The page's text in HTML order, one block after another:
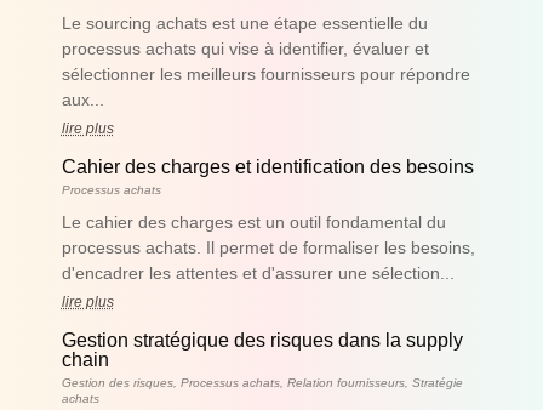
Le sourcing achats est une étape essentielle du
processus achats qui vise à identifier, évaluer et
sélectionner les meilleurs fournisseurs pour répondre
aux...
lire plus
Cahier des charges et identification des besoins
Processus achats
Le cahier des charges est un outil fondamental du
processus achats. Il permet de formaliser les besoins,
d'encadrer les attentes et d'assurer une sélection...
lire plus
Gestion stratégique des risques dans la supply
chain
Gestion des risques, Processus achats, Relation fournisseurs, Stratégie
achats